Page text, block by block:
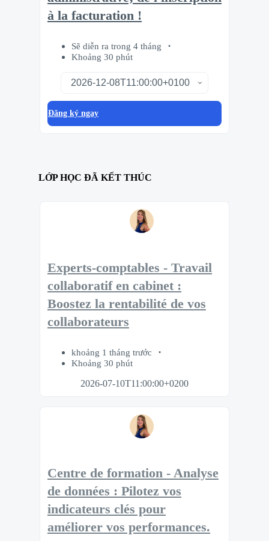
à la facturation !
Sẽ diễn ra trong 4 tháng
Khoảng 30 phút
Đăng ký ngay
LỚP HỌC ĐÃ KẾT THÚC
Experts-comptables - Travail
collaboratif en cabinet :
Boostez la rentabilité de vos
collaborateurs
khoảng 1 tháng trước
Khoảng 30 phút
2026-07-10T11:00:00+0200
Centre de formation - Analyse
de données : Pilotez vos
indicateurs clés pour
améliorer vos performances.